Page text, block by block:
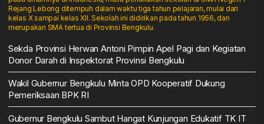
Rejang Lebong ditempuh dalam waktu tiga tahun pelajaran, mulai dari
kelas X sampai kelas XII. Sekolah ini didirikan pada tahun 1956, dan
merupakan SMA tertua di Provinsi Bengkulu.
Sekda Provinsi Herwan Antoni Pimpin Apel Pagi dan Kegiatan
Donor Darah di Inspektorat Provinsi Bengkulu
Wakil Gubernur Bengkulu Minta OPD Kooperatif Dukung
Pemeriksaan BPK RI
Gubernur Bengkulu Sambut Hangat Kunjungan Edukatif TK IT